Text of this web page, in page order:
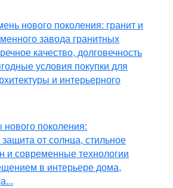
нового поколения: гранит и
завода гранитных
качество, долговечность
условия покупки для
и интерьерного
поколения:
от солнца, стильное
и современные технологии
в интерьере дома,